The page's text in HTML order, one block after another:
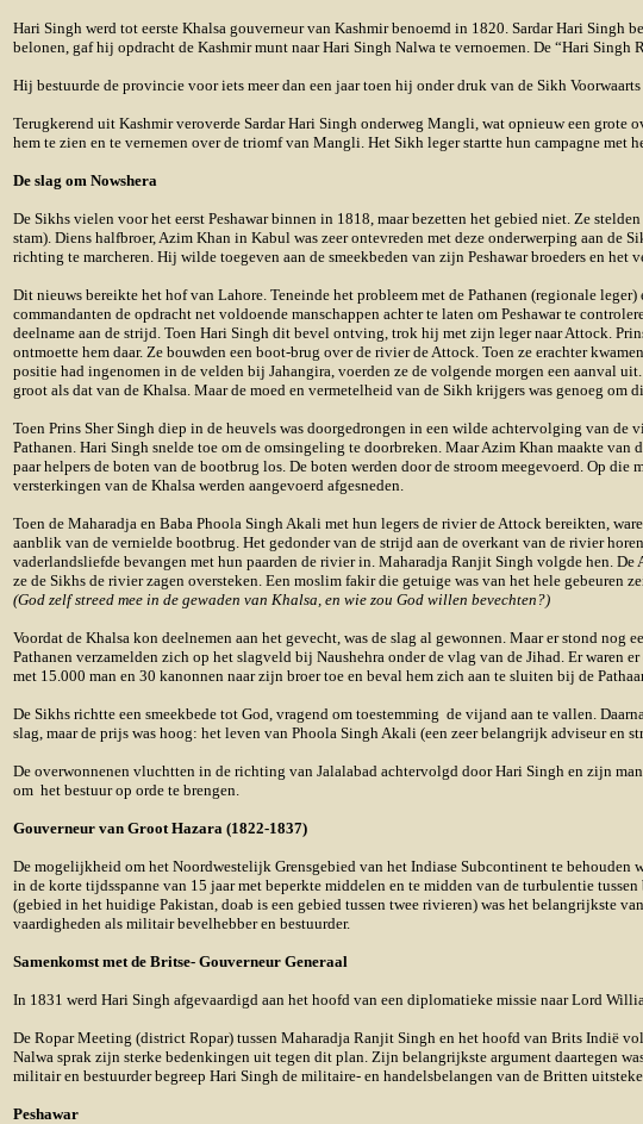
Hari Singh werd tot eerste Khalsa gouverneur van Kashmir benoemd in 1820. Sardar Hari Singh
belonen, gaf hij opdracht de Kashmir munt naar Hari Singh Nalwa te vernoemen. De “Hari Singh
Hij bestuurde de provincie voor iets meer dan een jaar toen hij onder druk van de Sikh
Terugkerend uit Kashmir veroverde Sardar Hari Singh onderweg Mangli, wat opnieuw een
hem te zien en te vernemen over de triomf van Mangli. Het Sikh leger startte hun campagne met
De slag om Nowshera
De Sikhs vielen voor het eerst Peshawar binnen in 1818, maar bezetten het gebied niet. Ze
stam). Diens halfbroer, Azim Khan in Kabul was zeer ontevreden met deze onderwerping aan de
richting te marcheren. Hij wilde toegeven aan de smeekbeden van zijn Peshawar broeders en het
Dit nieuws bereikte het hof van Lahore. Teneinde het probleem met de Pathanen (regionale leger)
commandanten de opdracht net voldoende manschappen achter te laten om Peshawar te
deelname aan de strijd. Toen Hari Singh dit bevel ontving, trok hij met zijn leger naar Attock.
ontmoette hem daar. Ze bouwden een boot-brug over de rivier de Attock. Toen ze erachter
positie had ingenomen in de velden bij Jahangira, voerden ze de volgende morgen een aanval
groot als dat van de Khalsa. Maar de moed en vermetelheid van de Sikh krijgers was genoeg om
Toen Prins Sher Singh diep in de heuvels was doorgedrongen in een wilde achtervolging van de
Pathanen. Hari Singh snelde toe om de omsingeling te doorbreken. Maar Azim Khan maakte van
paar helpers de boten van de bootbrug los. De boten werden door de stroom meegevoerd. Op die
versterkingen van de Khalsa werden aangevoerd afgesneden.
Toen de Maharadja en Baba Phoola Singh Akali met hun legers de rivier de Attock bereikten,
aanblik van de vernielde bootbrug. Het gedonder van de strijd aan de overkant van de rivier
vaderlandsliefde bevangen met hun paarden de rivier in. Maharadja Ranjit Singh volgde hen. De
ze de Sikhs de rivier zagen oversteken. Een moslim fakir die getuige was van het hele gebeuren
(God zelf streed mee in de gewaden van Khalsa, en wie zou God willen bevechten?)
Voordat de Khalsa kon deelnemen aan het gevecht, was de slag al gewonnen. Maar er stond nog
Pathanen verzamelden zich op het slagveld bij Naushehra onder de vlag van de Jihad. Er waren
met 15.000 man en 30 kanonnen naar zijn broer toe en beval hem zich aan te sluiten bij de
De Sikhs richtte een smeekbede tot God, vragend om toestemming de vijand aan te vallen.
slag, maar de prijs was hoog: het leven van Phoola Singh Akali (een zeer belangrijk adviseur en
De overwonnenen vluchtten in de richting van Jalalabad achtervolgd door Hari Singh en zijn
om het bestuur op orde te brengen.
Gouverneur van Groot Hazara (1822-1837)
De mogelijkheid om het Noordwestelijk Grensgebied van het Indiase Subcontinent te
in de korte tijdsspanne van 15 jaar met beperkte middelen en te midden van de turbulentie
(gebied in het huidige Pakistan, doab is een gebied tussen twee rivieren) was het belangrijkste
vaardigheden als militair bevelhebber en bestuurder.
Samenkomst met de Britse- Gouverneur Generaal
In 1831 werd Hari Singh afgevaardigd aan het hoofd van een diplomatieke missie naar Lord
De Ropar Meeting (district Ropar) tussen Maharadja Ranjit Singh en het hoofd van Brits Indië
Nalwa sprak zijn sterke bedenkingen uit tegen dit plan. Zijn belangrijkste argument daartegen
militair en bestuurder begreep Hari Singh de militaire- en handelsbelangen van de Britten
Peshawar